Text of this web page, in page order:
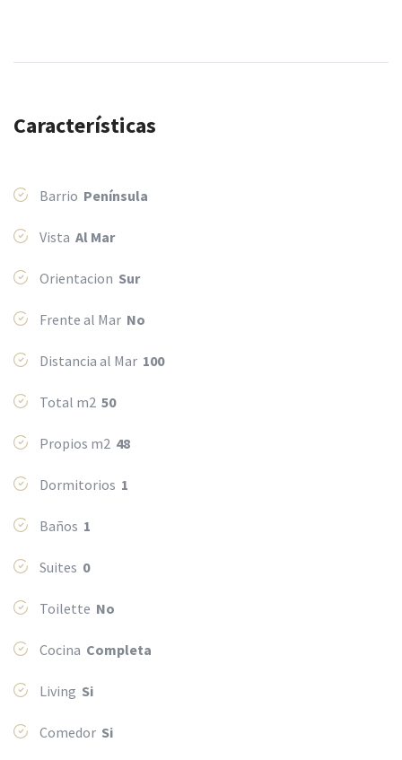
Características
Barrio Península
Vista Al Mar
Orientacion Sur
Frente al Mar No
Distancia al Mar 100
Total m2 50
Propios m2 48
Dormitorios 1
Baños 1
Suites 0
Toilette No
Cocina Completa
Living Si
Comedor Si